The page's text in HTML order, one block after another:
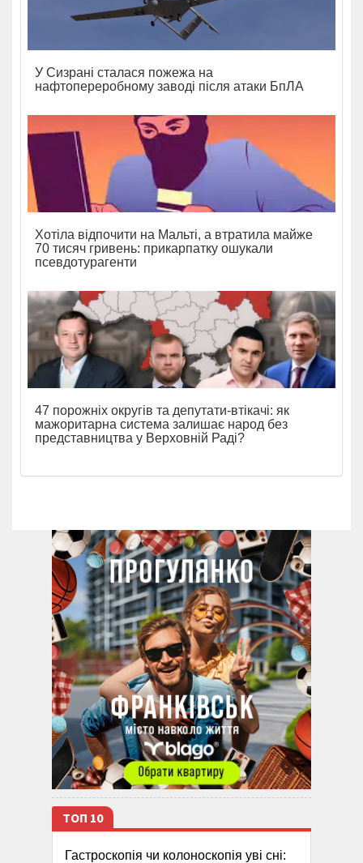
У Сизрані сталася пожежа на
нафтопереробному заводі після атаки БпЛА
Хотіла відпочити на Мальті, а втратила майже
70 тисяч гривень: прикарпатку ошукали
псевдотурагенти
47 порожніх округів та депутати-втікачі: як
мажоритарна система залишає народ без
представництва у Верховній Раді?
ТОП 10
Гастроскопія чи колоноскопія уві сні: